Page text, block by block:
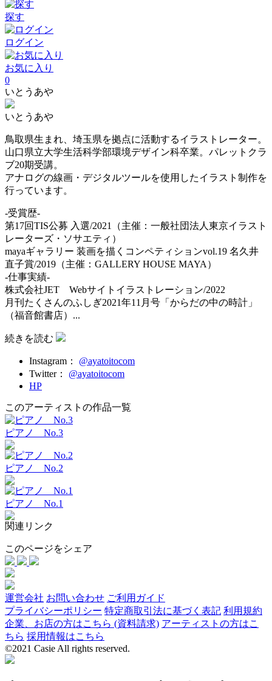
探す
ログイン
お気に入り
0
いとうあや
いとうあや
鳥取県生まれ、埼玉県を拠点に活動するイラストレーター。
山口県立大学生活科学部環境デザイン科卒業。パレットクラ
ブ20期受講。
アナログの線画・デジタルツールを使用したイラスト制作を
行っています。
-受賞歴-
第17回TIS公募 入選/2021（主催：一般社団法人東京イラスト
レーターズ・ソサエティ）
mayaギャラリー 装画を描くコンペティションvol.19 名久井
直子賞/2019（主催：GALLERY HOUSE MAYA）
-仕事実績-
株式会社JET Webサイトイラストレーション/2022
月刊たくさんのふしぎ2021年11月号「からだの中の時計」
（福音館書店）...
続きを読む
Instagram： @ayatoitocom
Twitter： @ayatoitocom
HP
このアーティストの作品一覧
ピアノ No.3
ピアノ No.2
ピアノ No.1
関連リンク
このページをシェア
運営会社 お問い合わせ ご利用ガイド
プライバシーポリシー 特定商取引法に基づく表記 利用規約
企業、お店の方はこちら (資料請求) アーティストの方はこ
ちら 採用情報はこちら
©2021 Casie All rights reserved.